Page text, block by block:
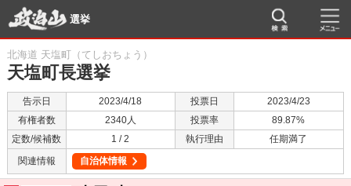
選挙
北海道 天塩町（てしおちょう）
天塩町長選挙
告示日 2023/4/18 投票日
2023/4/23
有権者数
2340人 投票率
89.87%
定数/候補数
1 / 2 執行理由
任期満了
関連情報
自治体情報